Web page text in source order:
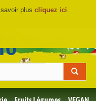
plus cliquez ici.